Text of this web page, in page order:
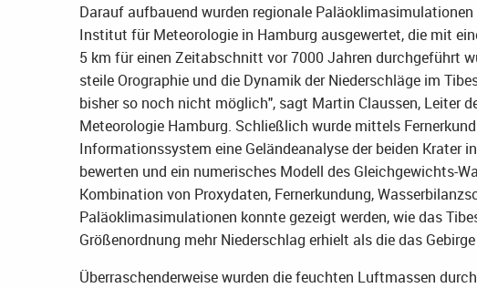
Darauf aufbauend wurden regionale
Institut für Meteorologie in Hamburg ausgewertet, die mit
5 km für einen Zeitabschnitt vor 7000 Jahren durchgeführt
steile Orographie und die Dynamik der Niederschläge im
bisher so noch nicht möglich", sagt Martin Claussen, Leiter
Meteorologie Hamburg. Schließlich wurde mittels
Informationssystem eine Geländeanalyse der beiden Krater
bewerten und ein numerisches Modell des Gleichgewichts-
Kombination von Proxydaten, Fernerkundung,
Paläoklimasimulationen konnte gezeigt werden, wie das
Größenordnung mehr Niederschlag erhielt als die das
Überraschenderweise wurden die feuchten Luftmassen